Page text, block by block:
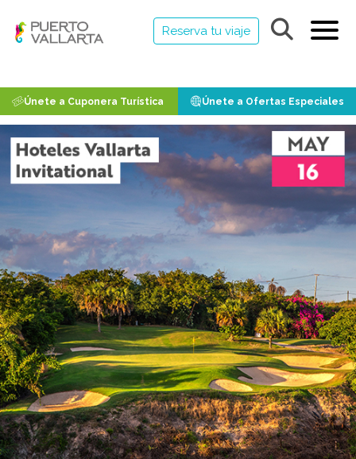
Reserva tu viaje
Únete a Cuponera Turística Únete a Ofertas Especiales